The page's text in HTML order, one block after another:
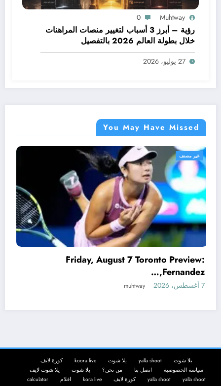
Muhtway
0
رؤية – أبرز 3 أسباب لتغيير منصات المراهنات
خلال بطولة العالم 2026 بالتفصيل
27 يوليو، 2026
You May Have Missed
غير مصنف
7 Toronto Preview:
Eric Dane, ‘Grey’s
يلا شوت yalla shoot يلا شوت koora live كورة لايف